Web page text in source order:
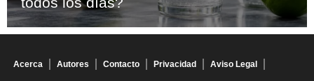
Acerca Autores Contacto Privacidad Aviso Legal